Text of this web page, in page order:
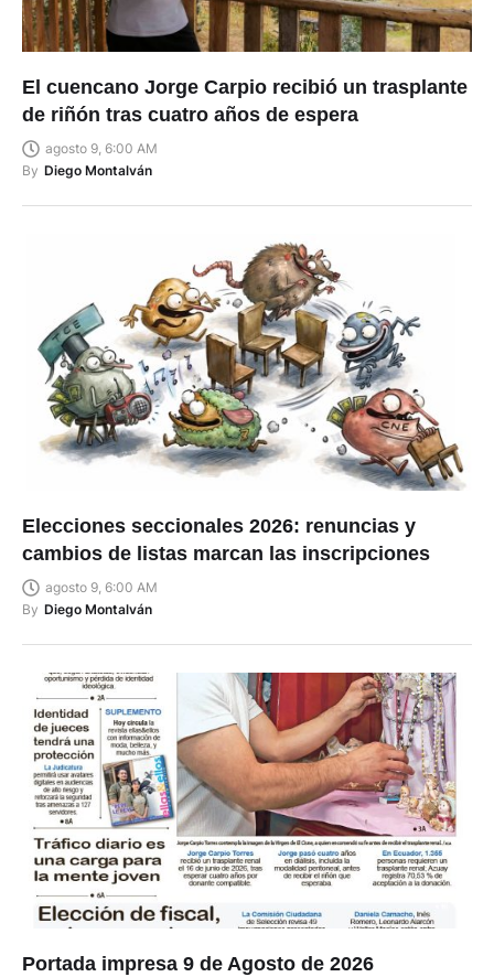
El cuencano Jorge Carpio recibió un trasplante
de riñón tras cuatro años de espera
agosto 9, 6:00 AM
By Diego Montalván
Elecciones seccionales 2026: renuncias y
cambios de listas marcan las inscripciones
agosto 9, 6:00 AM
By Diego Montalván
Portada impresa 9 de Agosto de 2026